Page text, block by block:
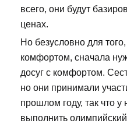
всего, они будут
ценах.
Но безусловно для
комфортом, сначала
досуг с комфортом.
но они принимали
прошлом году, так что
выполнить